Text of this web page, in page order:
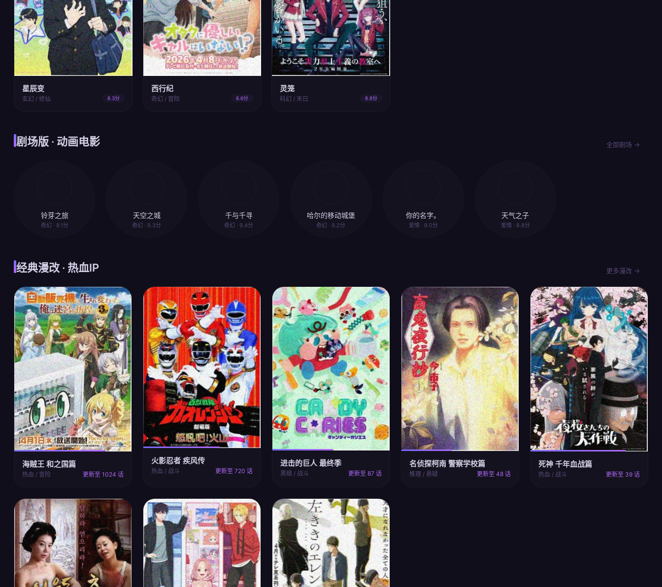
星辰变
玄幻 / 修仙 8.3分
西行纪
奇幻 / 冒险 8.6分
灵笼
科幻 / 末日 8.8分
剧场版 · 动画电影 全部剧场 →
铃芽之旅
奇幻 · 9.1分
天空之城
奇幻 · 9.3分
千与千寻
奇幻 · 9.4分
哈尔的移动城堡
奇幻 · 9.2分
你的名字。
爱情 · 9.0分
天气之子
爱情 · 8.8分
经典漫改 · 热血IP 更多漫改 →
海贼王 和之国篇
热血 / 冒险 更新至 1024 话
火影忍者 疾风传
热血 / 战斗 更新至 720 话
进击的巨人 最终季
黑暗 / 战斗 更新至 87 话
名侦探柯南 警察学校篇
推理 / 悬疑 更新至 48 话
死神 千年血战篇
热血 / 战斗 更新至 39 话